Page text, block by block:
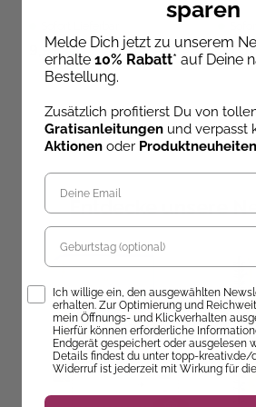
9,99 €
Entdecke unsere
sparen
Melde Dich jetzt zu unserem
erhalte 10% Rabatt* auf Deine
Bestellung.
Zusätzlich profitierst Du von
Gratisanleitungen und verpasst
Aktionen oder Produktneuheiten
Geburtstag
Opt-InIch willige ein, den ausgewählten
erhalten. Zur Optimierung und
mein Öffnungs- und Klickverhalten
Hierfür können erforderliche
Endgerät gespeichert oder ausgelesen
Details findest du unter topp-
Widerruf ist jederzeit mit Wirkung für